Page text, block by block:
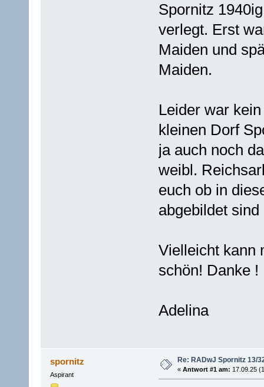
Spornitz
verlegt. Erst
Maiden und
Maiden.
Leider war
kleinen Dorf
ja auch noch
weibl.
euch ob in
abgebildet sind
Vielleicht kann
schön! Danke !
Adelina
spornitz
Aspirant
Re: RADwJ Spornitz 13/
« Antwort #1 am: 17.09.25